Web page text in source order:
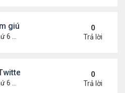
giúp giảm mỡ bụng
2022 3:08 pm
0
Trả lời
lừa
2022 3:01 pm
0
Trả lời